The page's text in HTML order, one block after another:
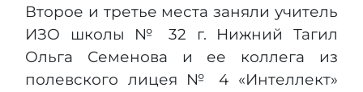
Второе и третье места заняли учитель
ИЗО школы № 32 г. Нижний Тагил
Ольга Семенова и ее коллега из
полевского лицея № 4 «Интеллект»